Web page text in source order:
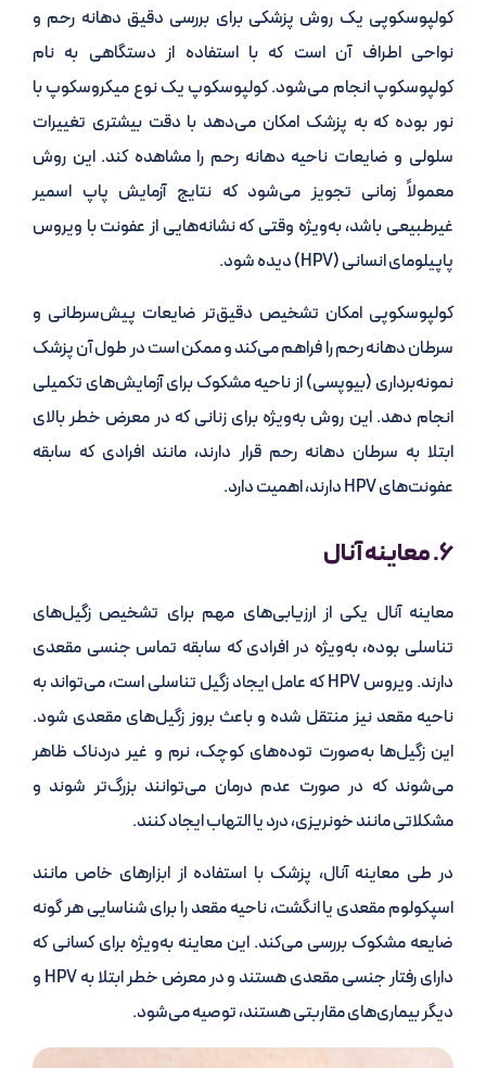
کولپوسکوپی یک روش پزشکی برای بررسی دقیق دهانه رحم و
نواحی اطراف آن است که با استفاده از دستگاهی به نام
کولپوسکوپ انجام می‌شود. کولپوسکوپ یک نوع میکروسکوپ با
نور بوده که به پزشک امکان می‌دهد با دقت بیشتری تغییرات
سلولی و ضایعات ناحیه دهانه رحم را مشاهده کند. این روش
معمولاً زمانی تجویز می‌شود که نتایج آزمایش پاپ اسمیر
غیرطبیعی باشد، به‌ویژه وقتی که نشانه‌هایی از عفونت با ویروس
پاپیلومای انسانی (HPV) دیده شود.
کولپوسکوپی امکان تشخیص دقیق‌تر ضایعات پیش‌سرطانی و
سرطان دهانه رحم را فراهم می‌کند و ممکن است در طول آن پزشک
نمونه‌برداری (بیوپسی) از ناحیه مشکوک برای آزمایش‌های تکمیلی
انجام دهد. این روش به‌ویژه برای زنانی که در معرض خطر بالای
ابتلا به سرطان دهانه رحم قرار دارند، مانند افرادی که سابقه
عفونت‌های HPV دارند، اهمیت دارد.
۶. معاینه آنال
معاینه آنال یکی از ارزیابی‌های مهم برای تشخیص زگیل‌های
تناسلی بوده، به‌ویژه در افرادی که سابقه تماس جنسی مقعدی
دارند. ویروس HPV که عامل ایجاد زگیل تناسلی است، می‌تواند به
ناحیه مقعد نیز منتقل شده و باعث بروز زگیل‌های مقعدی شود.
این زگیل‌ها به‌صورت توده‌های کوچک، نرم و غیر دردناک ظاهر
می‌شوند که در صورت عدم درمان می‌توانند بزرگ‌تر شوند و
مشکلاتی مانند خونریزی، درد یا التهاب ایجاد کنند.
در طی معاینه آنال، پزشک با استفاده از ابزارهای خاص مانند
اسپکولوم مقعدی یا انگشت، ناحیه مقعد را برای شناسایی هر گونه
ضایعه مشکوک بررسی می‌کند. این معاینه به‌ویژه برای کسانی که
دارای رفتار جنسی مقعدی هستند و در معرض خطر ابتلا به HPV و
دیگر بیماری‌های مقاربتی هستند، توصیه می‌شود.